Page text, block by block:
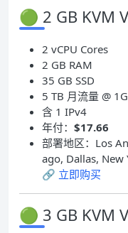
🟢 2 GB KVM
2 vCPU Cores
2 GB RAM
35 GB SSD
5 TB 月流量 @
含 1 IPv4
年付： $17.66
部署地区：Los
ago, Dallas, New
🔗 立即购买
🟢 3 GB KVM